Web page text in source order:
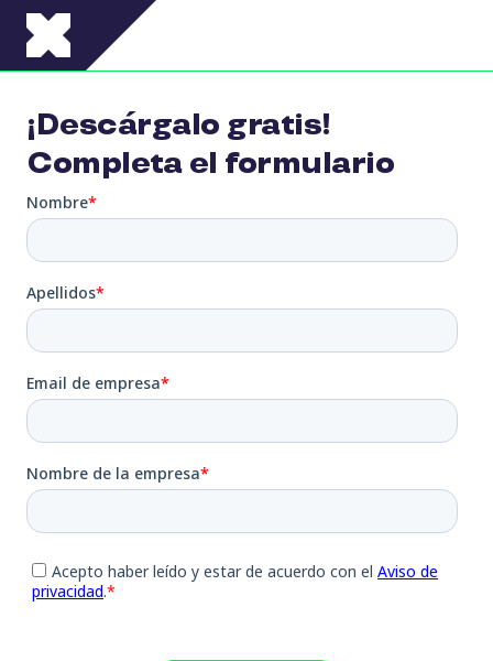
Pasar al contenido principal
¡Descárgalo gratis!
Completa el formulario